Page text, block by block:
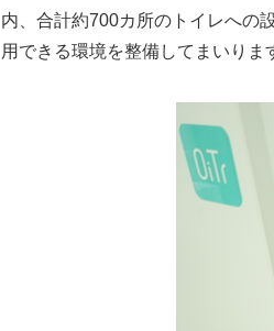
内、合計約700カ所のトイレへの
用できる環境を整備してまいりま